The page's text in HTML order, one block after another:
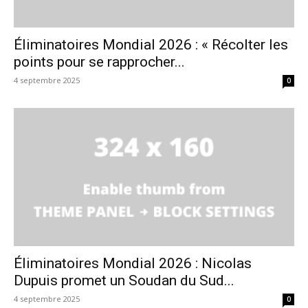
Éliminatoires Mondial 2026 : « Récolter les
points pour se rapprocher...
4 septembre 2025 0
Éliminatoires Mondial 2026 : Nicolas
Dupuis promet un Soudan du Sud...
4 septembre 2025 0